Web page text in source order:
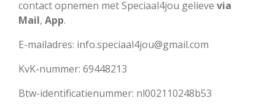
contact opnemen met Speciaal4jou gelieve via
Mail, App.
E-mailadres: info.speciaal4jou@gmail.com
KvK-nummer: 69448213
Btw-identificatienummer: nl002110248b53